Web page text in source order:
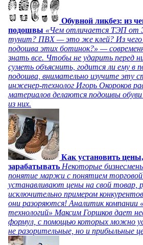
Обувной ликбез: из
подошвы «Чем отличается ТЭП от
тунит? ПВХ — это же клей? Из чего
подошва этих ботинок?» —
знать все. Чтобы не ударить перед
суметь объяснить, годится ли ему в
подошва, внимательно изучите эту
инженер-технолог Игорь Окороков
материалов делаются подошвы
из них.
Как установить
зарабатывать Некоторые
понятие маржи с понятием торговой
устанавливают цены на свой товар,
исключительно примером
они разоряются! Аналитик компании
технологий» Максим Горшков дает
формул, с помощью которых можно
не разорительные, но и прибыльные